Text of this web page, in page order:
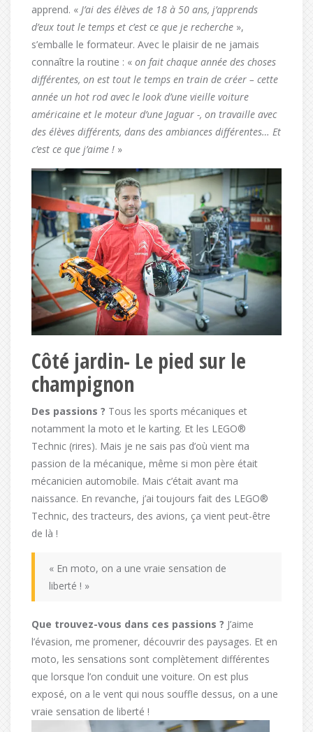
apprend. « J’ai des élèves de 18 à 50 ans, j’apprends
d’eux tout le temps et c’est ce que je recherche »,
s’emballe le formateur. Avec le plaisir de ne jamais
connaître la routine : « on fait chaque année des choses
différentes, on est tout le temps en train de créer – cette
année un hot rod avec le look d’une vieille voiture
américaine et le moteur d’une Jaguar -, on travaille avec
des élèves différents, dans des ambiances différentes… Et
c’est ce que j’aime ! »
Côté jardin- Le pied sur le
champignon
Des passions ? Tous les sports mécaniques et
notamment la moto et le karting. Et les LEGO®
Technic (rires). Mais je ne sais pas d’où vient ma
passion de la mécanique, même si mon père était
mécanicien automobile. Mais c’était avant ma
naissance. En revanche, j’ai toujours fait des LEGO®
Technic, des tracteurs, des avions, ça vient peut-être
de là !
« En moto, on a une vraie sensation de
liberté ! »
Que trouvez-vous dans ces passions ? J’aime
l’évasion, me promener, découvrir des paysages. Et en
moto, les sensations sont complètement différentes
que lorsque l’on conduit une voiture. On est plus
exposé, on a le vent qui nous souffle dessus, on a une
vraie sensation de liberté !